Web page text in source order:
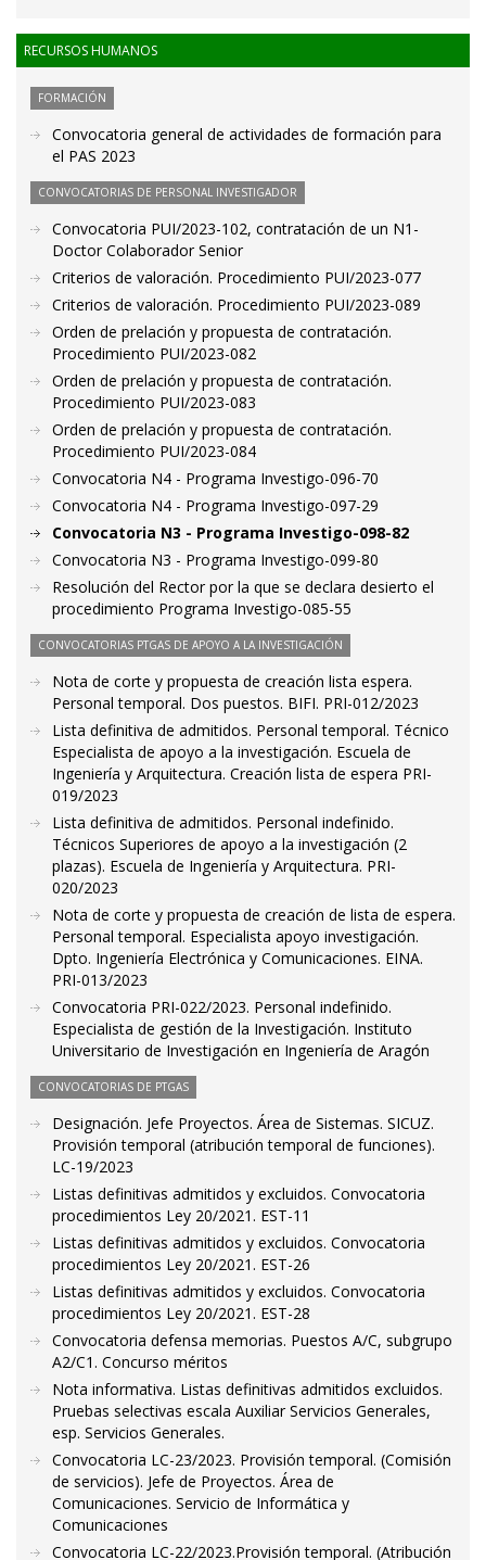
RECURSOS HUMANOS
FORMACIÓN
Convocatoria general de actividades de formación para
el PAS 2023
CONVOCATORIAS DE PERSONAL INVESTIGADOR
Convocatoria PUI/2023-102, contratación de un N1-
Doctor Colaborador Senior
Criterios de valoración. Procedimiento PUI/2023-077
Criterios de valoración. Procedimiento PUI/2023-089
Orden de prelación y propuesta de contratación.
Procedimiento PUI/2023-082
Orden de prelación y propuesta de contratación.
Procedimiento PUI/2023-083
Orden de prelación y propuesta de contratación.
Procedimiento PUI/2023-084
Convocatoria N4 - Programa Investigo-096-70
Convocatoria N4 - Programa Investigo-097-29
Convocatoria N3 - Programa Investigo-098-82
Convocatoria N3 - Programa Investigo-099-80
Resolución del Rector por la que se declara desierto el
procedimiento Programa Investigo-085-55
CONVOCATORIAS PTGAS DE APOYO A LA INVESTIGACIÓN
Nota de corte y propuesta de creación lista espera.
Personal temporal. Dos puestos. BIFI. PRI-012/2023
Lista definitiva de admitidos. Personal temporal. Técnico
Especialista de apoyo a la investigación. Escuela de
Ingeniería y Arquitectura. Creación lista de espera PRI-
019/2023
Lista definitiva de admitidos. Personal indefinido.
Técnicos Superiores de apoyo a la investigación (2
plazas). Escuela de Ingeniería y Arquitectura. PRI-
020/2023
Nota de corte y propuesta de creación de lista de espera.
Personal temporal. Especialista apoyo investigación.
Dpto. Ingeniería Electrónica y Comunicaciones. EINA.
PRI-013/2023
Convocatoria PRI-022/2023. Personal indefinido.
Especialista de gestión de la Investigación. Instituto
Universitario de Investigación en Ingeniería de Aragón
CONVOCATORIAS DE PTGAS
Designación. Jefe Proyectos. Área de Sistemas. SICUZ.
Provisión temporal (atribución temporal de funciones).
LC-19/2023
Listas definitivas admitidos y excluidos. Convocatoria
procedimientos Ley 20/2021. EST-11
Listas definitivas admitidos y excluidos. Convocatoria
procedimientos Ley 20/2021. EST-26
Listas definitivas admitidos y excluidos. Convocatoria
procedimientos Ley 20/2021. EST-28
Convocatoria defensa memorias. Puestos A/C, subgrupo
A2/C1. Concurso méritos
Nota informativa. Listas definitivas admitidos excluidos.
Pruebas selectivas escala Auxiliar Servicios Generales,
esp. Servicios Generales.
Convocatoria LC-23/2023. Provisión temporal. (Comisión
de servicios). Jefe de Proyectos. Área de
Comunicaciones. Servicio de Informática y
Comunicaciones
Convocatoria LC-22/2023.Provisión temporal. (Atribución